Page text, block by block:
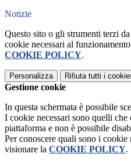
Notizie
Questo sito o gli strumenti terzi
cookie necessari al
COOKIE POLICY.
Personalizza Rifiuta tutti i
Gestione cookie
In questa schermata è possibile
I cookie necessari sono quelli
piattaforma e non è possibile
Per conoscere quali sono i
visionare la COOKIE POLICY.